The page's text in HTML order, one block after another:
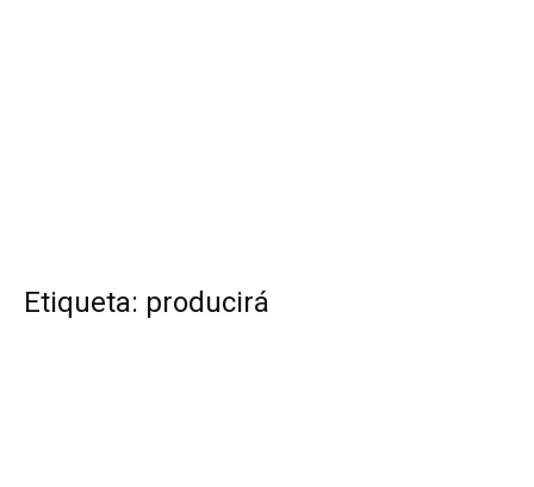
Etiqueta: producirá